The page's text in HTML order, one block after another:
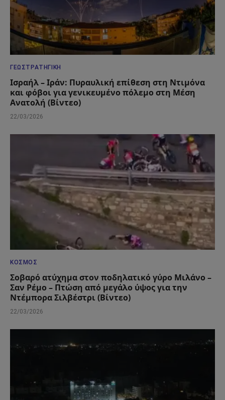
ΓΕΩΣΤΡΑΤΗΓΙΚΉ
Ισραήλ – Ιράν: Πυραυλική επίθεση στη Ντιμόνα
και φόβοι για γενικευμένο πόλεμο στη Μέση
Ανατολή (Βίντεο)
22/03/2026
ΚΌΣΜΟΣ
Σοβαρό ατύχημα στον ποδηλατικό γύρο Μιλάνο –
Σαν Ρέμο – Πτώση από μεγάλο ύψος για την
Ντέμπορα Σιλβέστρι (Βίντεο)
22/03/2026